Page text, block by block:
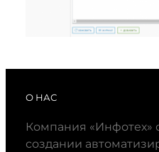
О НАС
Компания «Инфотех»
создании